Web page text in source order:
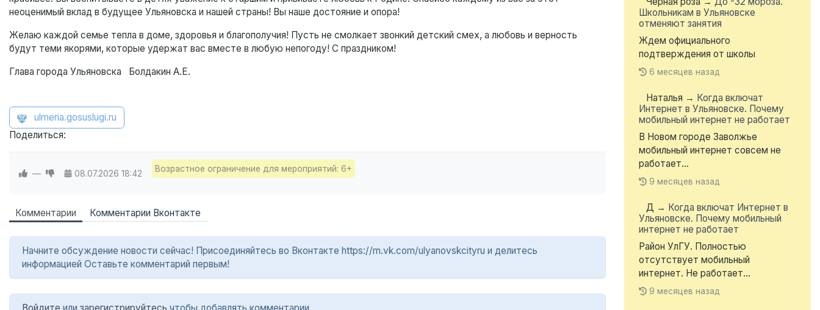
неоценимый вклад в будущее Ульяновска и нашей страны! Вы наше достояние и опора!
Желаю каждой семье тепла в доме, здоровья и благополучия! Пусть не смолкает звонкий детский смех, а любовь и верность
будут теми якорями, которые удержат вас вместе в любую непогоду! С праздником!
Глава города Ульяновска Болдакин А.Е.
ulmeria.gosuslugi.ru
Поделиться:
— 08.07.2026 18:42 Возрастное ограничение для мероприятий: 6+
Комментарии Комментарии Вконтакте
Начните обсуждение новости сейчас! Присоединяйтесь во Вконтакте https://m.vk.com/ulyanovskcityru и делитесь
информацией Оставьте комментарий первым!
Школьникам в Ульяновске
отменяют занятия
Ждем официального
подтверждения от школы
6 месяцев назад
Наталья → Когда включат
Интернет в Ульяновске. Почему
мобильный интернет не работает
В Новом городе Заволжье
мобильный интернет совсем не
работает...
9 месяцев назад
Д → Когда включат Интернет в
Ульяновске. Почему мобильный
интернет не работает
Район УлГУ. Полностью
отсутствует мобильный
интернет. Не работает...
9 месяцев назад